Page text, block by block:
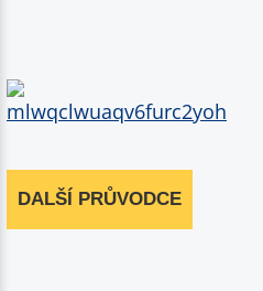
DALŠÍ PRŮVODCE